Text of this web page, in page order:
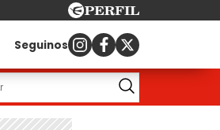
Seguinos